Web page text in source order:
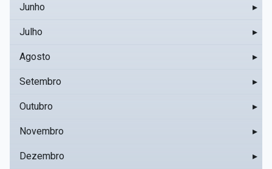
Junho ▸
Julho ▸
Agosto ▸
Setembro ▸
Outubro ▸
Novembro ▸
Dezembro ▸